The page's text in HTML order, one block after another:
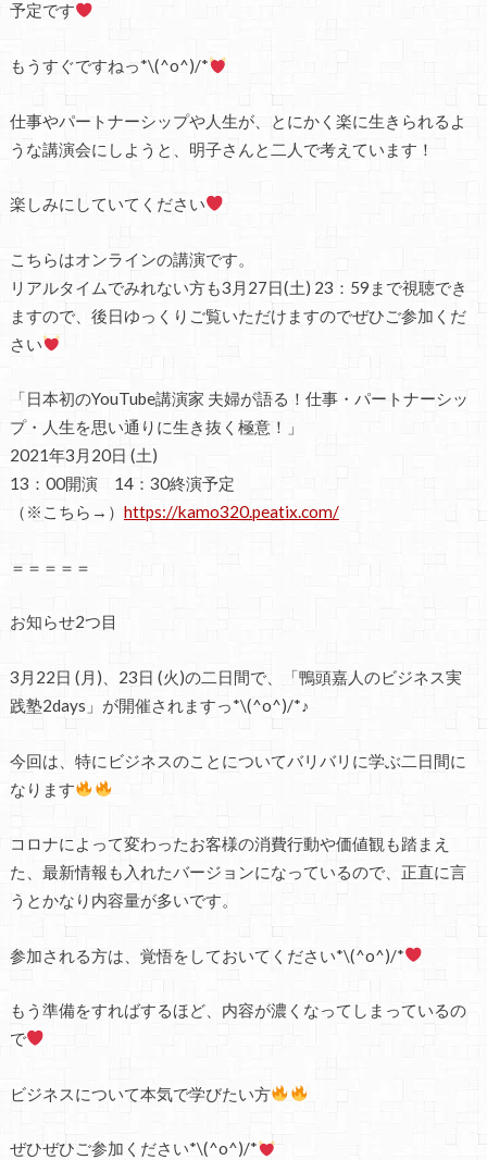
予定です
もうすぐですねっ*\(^o^)/*
仕事やパートナーシップや人生が、とにかく楽に生きられるよ
うな講演会にしようと、明子さんと二人で考えています！
楽しみにしていてください
こちらはオンラインの講演です。
リアルタイムでみれない方も3月27日(土) 23：59まで視聴でき
ますので、後日ゆっくりご覧いただけますのでぜひご参加くだ
さい
「日本初のYouTube講演家 夫婦が語る！仕事・パートナーシッ
プ・人生を思い通りに生き抜く極意！」
2021年3月20日 (土)
13：00開演 14：30終演予定
（※こちら→） https://kamo320.peatix.com/
＝＝＝＝＝
お知らせ2つ目
3月22日 (月)、23日 (火)の二日間で、「鴨頭嘉人のビジネス実
践塾2days」が開催されますっ*\(^o^)/*♪
今回は、特にビジネスのことについてバリバリに学ぶ二日間に
なります
コロナによって変わったお客様の消費行動や価値観も踏まえ
た、最新情報も入れたバージョンになっているので、正直に言
うとかなり内容量が多いです。
参加される方は、覚悟をしておいてください*\(^o^)/*
もう準備をすればするほど、内容が濃くなってしまっているの
で
ビジネスについて本気で学びたい方
ぜひぜひご参加ください*\(^o^)/*